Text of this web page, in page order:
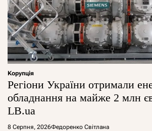
Корупція
Регіони України отримали
обладнання на майже 2 млн
LB.ua
8 Серпня, 2026Федоренко Світлана